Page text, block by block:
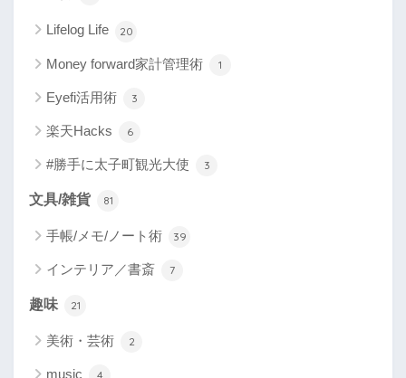
Lifelog Life 20
Money forward家計管理術 1
Eyefi活用術 3
楽天Hacks 6
#勝手に太子町観光大使 3
文具/雑貨 81
手帳/メモ/ノート術 39
インテリア／書斎 7
趣味 21
美術・芸術 2
music 4